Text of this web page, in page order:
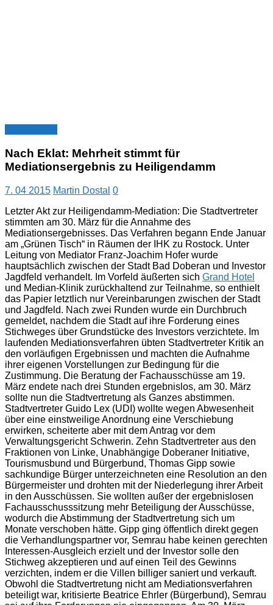
Nach Eklat: Mehrheit stimmt für
Mediationsergebnis zu Heiligendamm
7. 04 2015 Martin Dostal 0
Letzter Akt zur Heiligendamm-Mediation: Die Stadtvertreter
stimmten am 30. März für die Annahme des
Mediationsergebnisses. Das Verfahren begann Ende Januar
am „Grünen Tisch“ in Räumen der IHK zu Rostock. Unter
Leitung von Mediator Franz-Joachim Hofer wurde
hauptsächlich zwischen der Stadt Bad Doberan und Investor
Jagdfeld verhandelt. Im Vorfeld äußerten sich Grand Hotel
und Median-Klinik zurückhaltend zur Teilnahme, so enthielt
das Papier letztlich nur Vereinbarungen zwischen der Stadt
und Jagdfeld. Nach zwei Runden wurde ein Durchbruch
gemeldet, nachdem die Stadt auf ihre Forderung eines
Stichweges über Grundstücke des Investors verzichtete. Im
laufenden Mediationsverfahren übten Stadtvertreter Kritik an
den vorläufigen Ergebnissen und machten die Aufnahme
ihrer eigenen Vorstellungen zur Bedingung für die
Zustimmung. Die Beratung der Fachausschüsse am 19.
März endete nach drei Stunden ergebnislos, am 30. März
sollte nun die Stadtvertretung als Ganzes abstimmen.
Stadtvertreter Guido Lex (UDI) wollte wegen Abwesenheit
über eine einstweilige Anordnung eine Verschiebung
erwirken, scheiterte aber mit dem Antrag vor dem
Verwaltungsgericht Schwerin. Zehn Stadtvertreter aus den
Fraktionen von Linke, Unabhängige Doberaner Initiative,
Tourismusbund und Bürgerbund, Thomas Gipp sowie
sachkundige Bürger unterzeichneten eine Resolution an den
Bürgermeister und drohten mit der Niederlegung ihrer Arbeit
in den Ausschüssen. Sie wollten außer der ergebnislosen
Fachausschusssitzung mehr Beteiligung der Ausschüsse,
wodurch die Abstimmung der Stadtvertretung sich um
Monate verschoben hätte. Gipp ging öffentlich direkt gegen
die Verhandlungspartner vor, Semrau habe keinen gerechten
Interessen-Ausgleich erzielt und der Investor solle den
Stichweg akzeptieren und auf einen Teil des Gewinns
verzichten, indem er die Villen billiger saniert und verkauft.
Obwohl die Stadtvertretung nicht am Mediationsverfahren
beteiligt war, kritisierte Beatrice Ehrler (Bürgerbund), Semrau